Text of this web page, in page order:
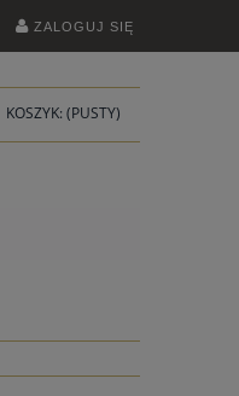
ZALOGUJ SIĘ
KOSZYK: (PUSTY)